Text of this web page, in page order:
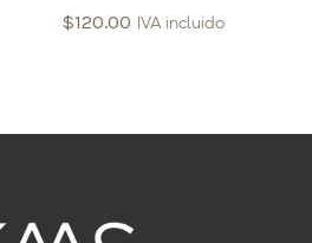
$120.00 IVA incluido